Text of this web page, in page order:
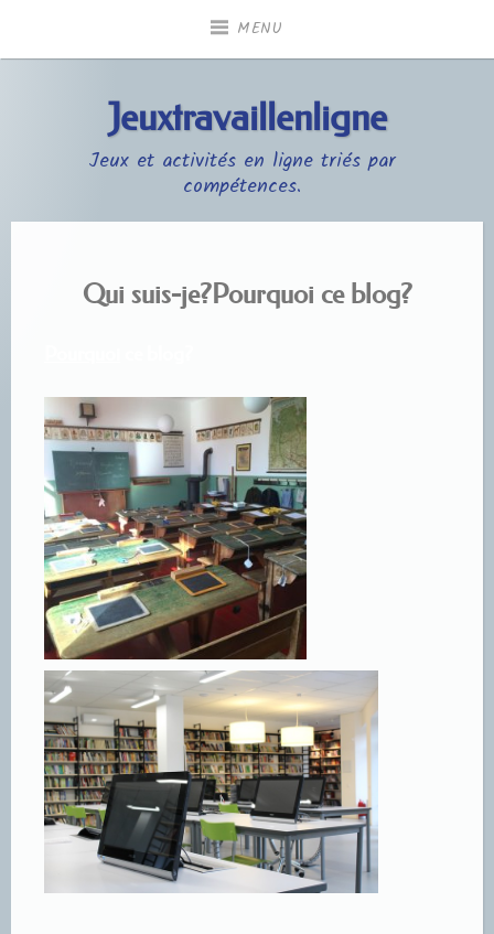
MENU
Jeuxtravaillenligne
Jeux et activités en ligne triés par
compétences.
Qui suis-je?Pourquoi ce blog?